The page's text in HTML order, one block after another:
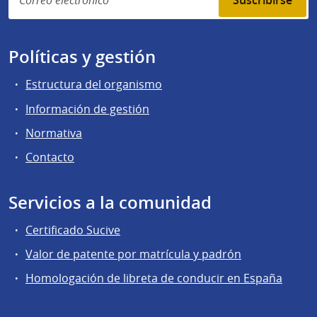
Políticas y gestión
Estructura del organismo
Información de gestión
Normativa
Contacto
Servicios a la comunidad
Certificado Sucive
Valor de patente por matrícula y padrón
Homologación de libreta de conducir en España